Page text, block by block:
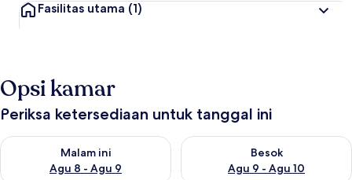
Fasilitas utama (1)
Opsi kamar
Periksa ketersediaan untuk tanggal ini
Malam ini
Agu 8 - Agu 9
Periksa ketersediaan untuk malam ini Agu 8 - Agu 9
Besok
Agu 9 - Agu 10
Periksa ketersediaan untuk